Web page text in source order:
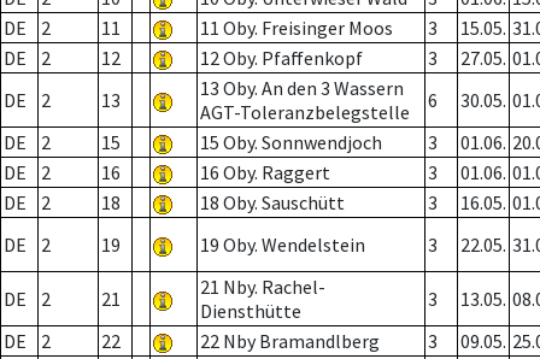
DE
2 11 11 Oby. Freisinger Moos 3 15.05.
DE
2 12 12 Oby. Pfaffenkopf 3 27.05.
DE
2 13
13 Oby. An den 3 Wassern
AGT-Toleranzbelegstelle
6 30.05.
DE
2 15 15 Oby. Sonnwendjoch 3 01.06.
DE
2 16 16 Oby. Raggert 3 01.06.
DE
2 18 18 Oby. Sauschütt 3 16.05.
DE
2 19 19 Oby. Wendelstein 3 22.05.
DE 2 21
21 Nby. Rachel-
Diensthütte
3 13.05.
DE
2 22 22 Nby Bramandlberg 3 09.05.